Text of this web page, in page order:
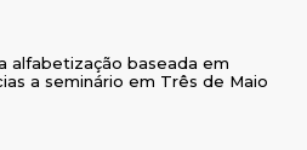
alfabetização baseada em
a seminário em Três de Maio